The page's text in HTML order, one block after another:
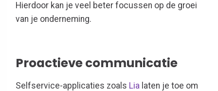
Hierdoor kan je veel beter focussen op de groei
van je onderneming.
Proactieve communicatie
Selfservice-applicaties zoals Lia laten je toe om